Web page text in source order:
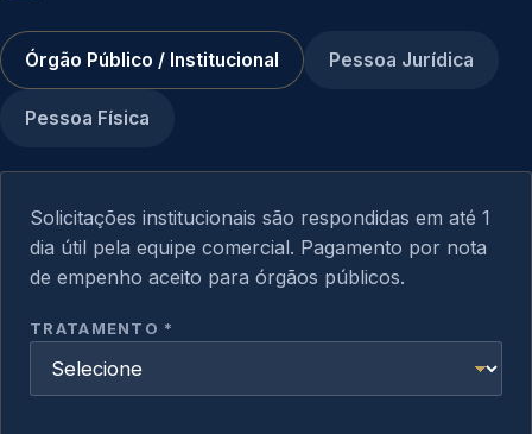
Órgão Público / Institucional Pessoa Jurídica
Pessoa Física
Solicitações institucionais são respondidas em até 1
dia útil pela equipe comercial. Pagamento por nota
de empenho aceito para órgãos públicos.
Não preencha este campo
TRATAMENTO *